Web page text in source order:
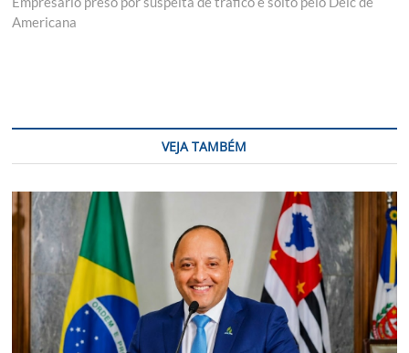
Americana
VEJA TAMBÉM